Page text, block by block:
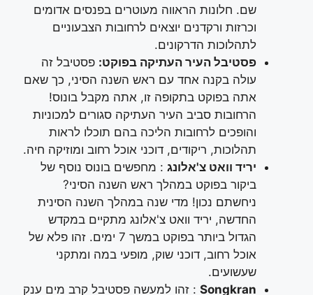
שם. חלונות הראווה מעוטרים בפנסים אדומים
וכרזות ורקדנים יוצאים לרחובות הצבעוניים
לתהלוכות הדרקונים.
פסטיבל העיר העתיקה בפוקט: פסטיבל זה
עולה בקנה אחד עם ראש השנה הסיני, כך שאם
אתה בפוקט בתקופה זו, אתה מקבל בונוס!
הרחובות סביב העיר העתיקה סגורים למכוניות
והופכים לרחובות הליכה בהם תוכלו לראות
תהלוכות, ריקודים, דוכני אוכל רחוב ומוזיקה חיה.
יריד וואט צ'אלונג : מחפשים בונוס נוסף של
ביקור בפוקט במהלך ראש השנה הסיני?
ניחשתם נכון! מדי שנה במהלך השנה הסינית
החדשה, יריד וואט צ'אלונג מתקיים במקדש
הגדול ביותר בפוקט במשך 7 ימים. זהו פלא של
אוכל רחוב, דוכני שוק, מופעי במה ומתקני
שעשועים.
Songkran : זהו למעשה פסטיבל קרב מים ענק